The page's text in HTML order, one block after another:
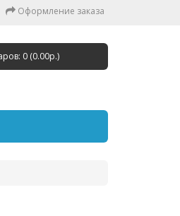
Оформление заказа
0 (0.00р.)